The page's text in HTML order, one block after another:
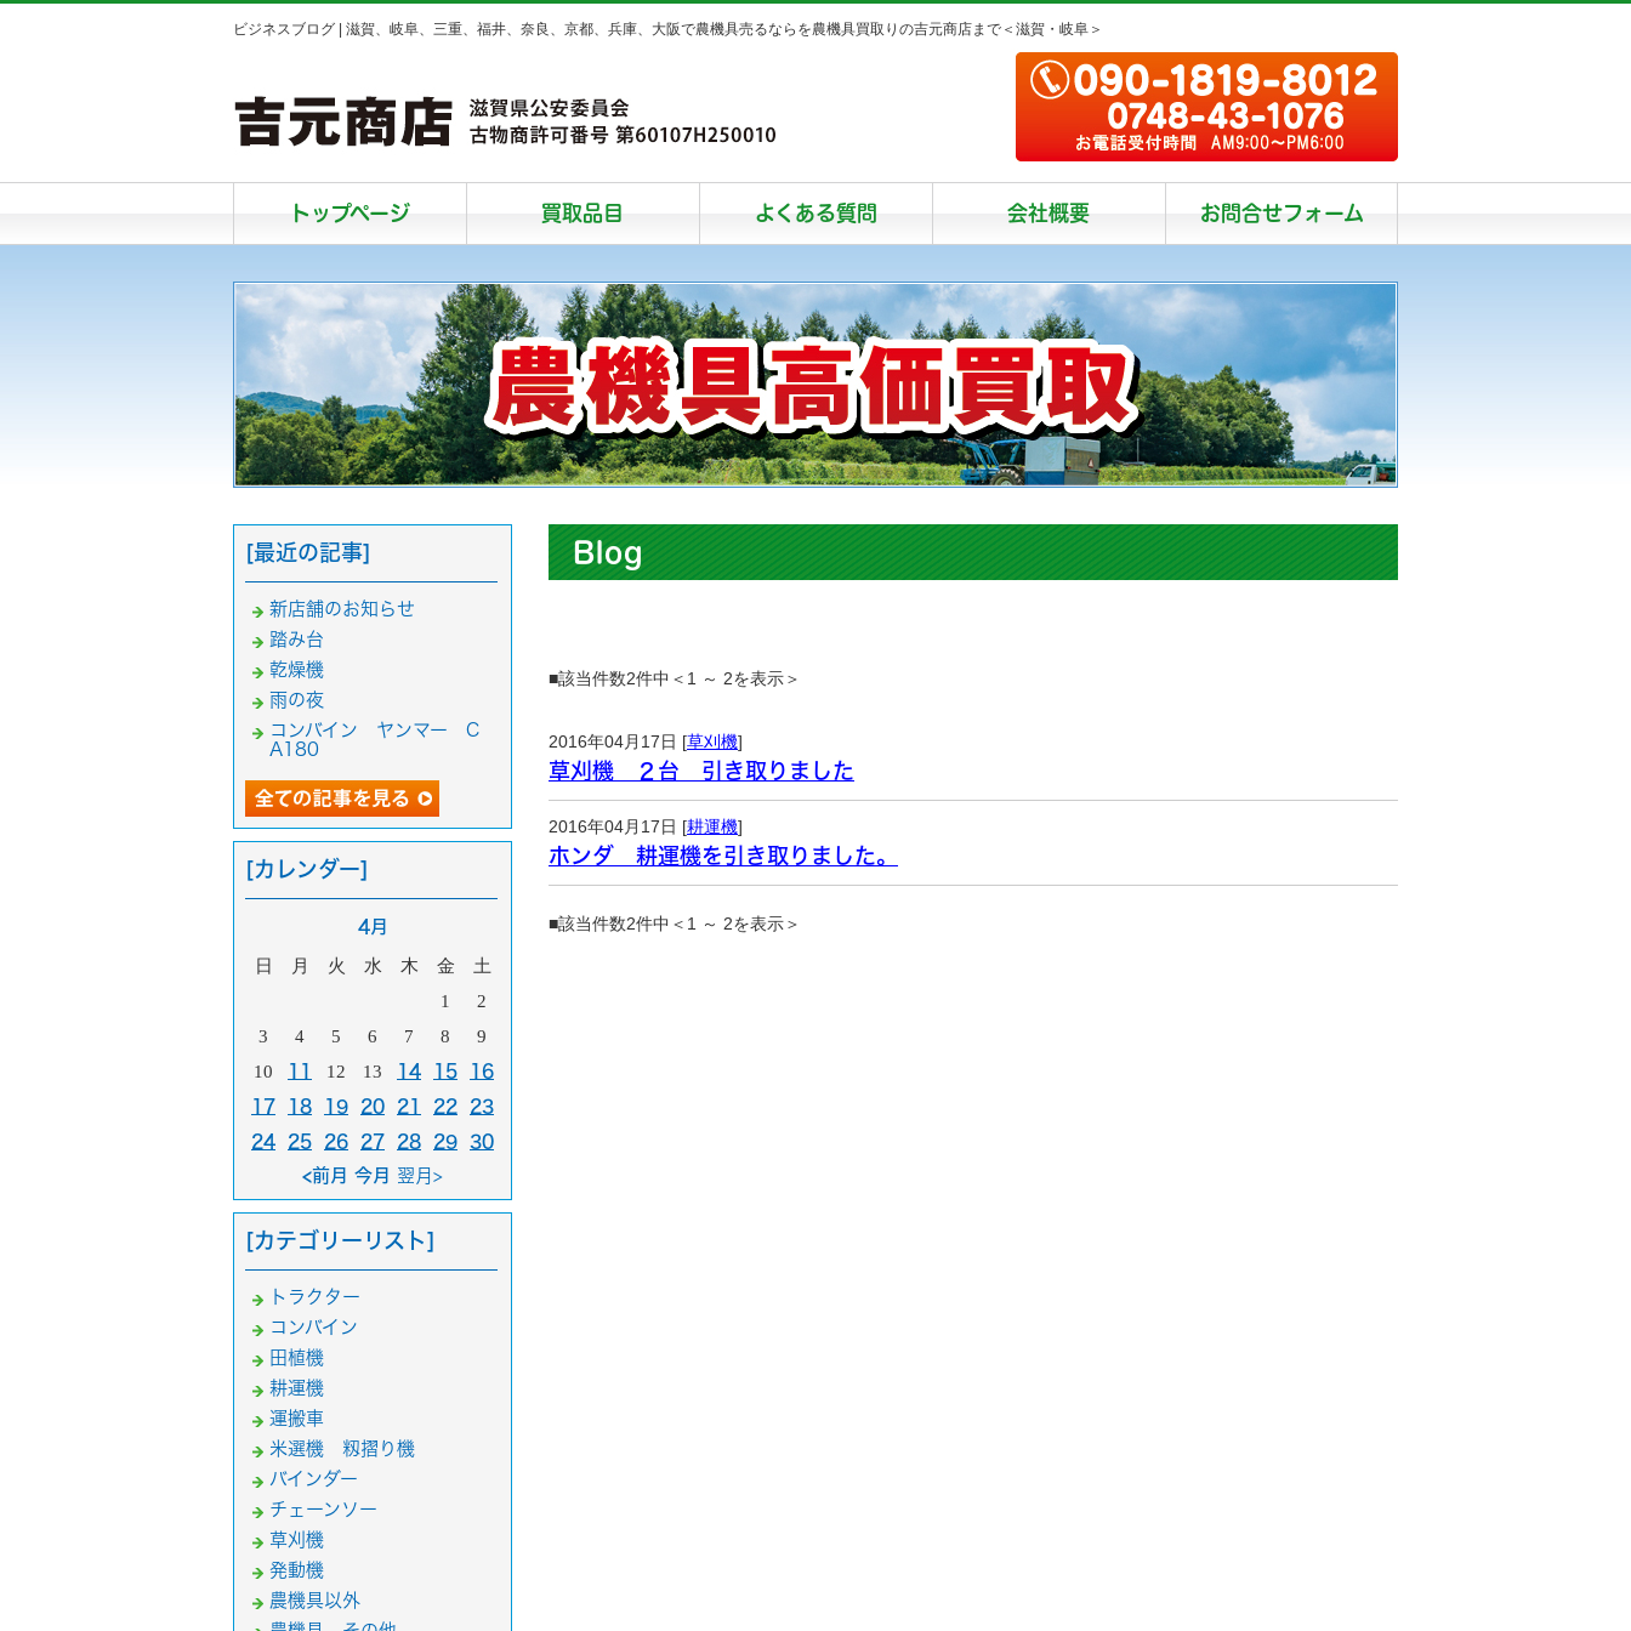
ビジネスブログ | 滋賀、岐阜、三重、福井、奈良、京都、兵庫、大阪で農機具売るならを農機具買取りの吉元商店まで＜滋賀・岐阜＞
トップページ 買取品目 よくある質問 会社概要 お問合せフォーム
Blog
■該当件数2件中＜1 ～ 2を表示＞
2016年04月17日 [草刈機]
草刈機 ２台 引き取りました
2016年04月17日 [耕運機]
ホンダ 耕運機を引き取りました。
■該当件数2件中＜1 ～ 2を表示＞
[最近の記事]
新店舗のお知らせ
踏み台
乾燥機
雨の夜
コンバイン ヤンマー C
A180
[カレンダー]
4月
日 月 火 水 木 金
土
1
2
3
4 5 6 7 8
9
10
11 12 13 14 15
16
17
18 19 20 21 22
23
24
25 26 27 28 29
30
<前月 今月 翌月>
[カテゴリーリスト]
トラクター
コンバイン
田植機
耕運機
運搬車
米選機 籾摺り機
バインダー
チェーンソー
草刈機
発動機
農機具以外